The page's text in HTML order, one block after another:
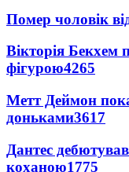
Помер чоловік
Вікторія Бекхем
фігурою4265
Метт Деймон
доньками3617
Дантес
коханою1775